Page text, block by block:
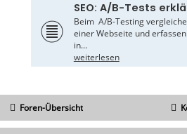
SEO: A/B-Tests
Beim A/B-Testing
einer Webseite und
in...
weiterlesen
Foren-Übersicht